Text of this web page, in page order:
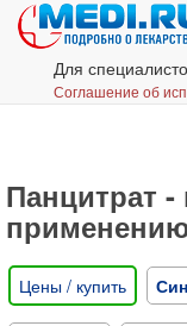
Для
Соглашение об
Панцитрат -
Цены / купить